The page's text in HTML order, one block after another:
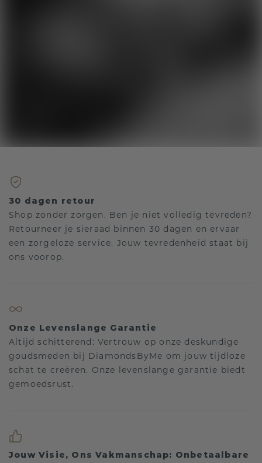
30 dagen retour
Shop zonder zorgen. Ben je niet volledig tevreden?
Retourneer je sieraad binnen 30 dagen en ervaar
een zorgeloze service. Jouw tevredenheid staat bij
ons voorop.
Onze Levenslange Garantie
Altijd schitterend: Vertrouw op onze deskundige
goudsmeden bij DiamondsByMe om jouw tijdloze
schat te creëren. Onze levenslange garantie biedt
gemoedsrust.
Jouw Visie, Ons Vakmanschap: Onbetaalbare